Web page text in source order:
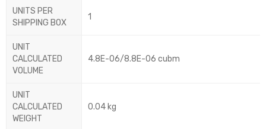
UNITS PER
SHIPPING BOX
1
UNIT
CALCULATED
VOLUME
4.8E-06/8.8E-06 cubm
UNIT
CALCULATED
WEIGHT
0.04 kg